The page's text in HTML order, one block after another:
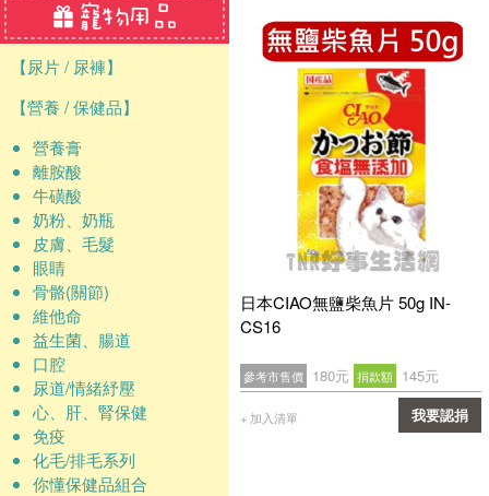
【尿片 / 尿褲】
【營養 / 保健品】
營養膏
離胺酸
牛磺酸
奶粉、奶瓶
皮膚、毛髮
眼睛
骨骼(關節)
維他命
益生菌、腸道
口腔
尿道/情緒紓壓
心、肝、腎保健
免疫
化毛/排毛系列
你懂保健品組合
日本CIAO無鹽柴魚片 50g IN-
CS16
參考市售價 180元 捐款額 145元
+ 加入清單 我要認捐